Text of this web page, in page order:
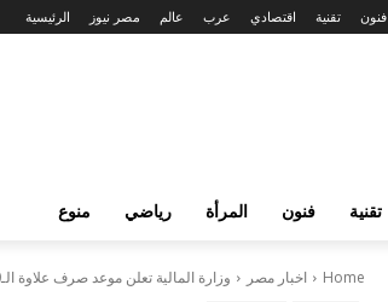
الرئيسية مصر نيوز عالم عرب اقتصادي تقنية فنون
تقنية فنون المرأة رياضي منوع
Home اخبار مصر وزارة المالية تعلن موعد صرف علاوة الـ10% الخاصة بقرار رقم 442 لعام...